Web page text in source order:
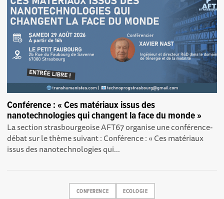
Conférence : « Ces matériaux issus des
nanotechnologies qui changent la face du monde »
La section strasbourgeoise AFT67 organise une conférence-
débat sur le thème suivant : Conférence : « Ces matériaux
issus des nanotechnologies qui...
CONFERENCE ECOLOGIE